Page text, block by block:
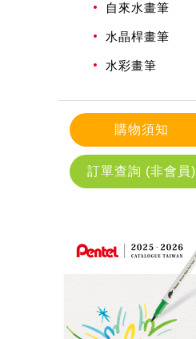
自來水畫筆
水晶桿畫筆
水彩畫筆
購物須知
訂單查詢 (非會員)